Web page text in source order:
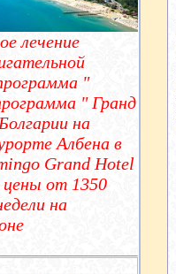
лечение
"
" Гранд
на
Албена в
Grand Hotel
от 1350
на